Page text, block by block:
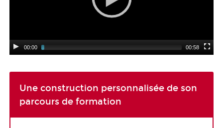
00:00 00:58
Une construction personnalisée de son
parcours de formation